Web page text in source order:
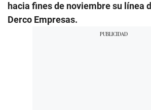
hacia fines de noviembre su línea
Derco Empresas.